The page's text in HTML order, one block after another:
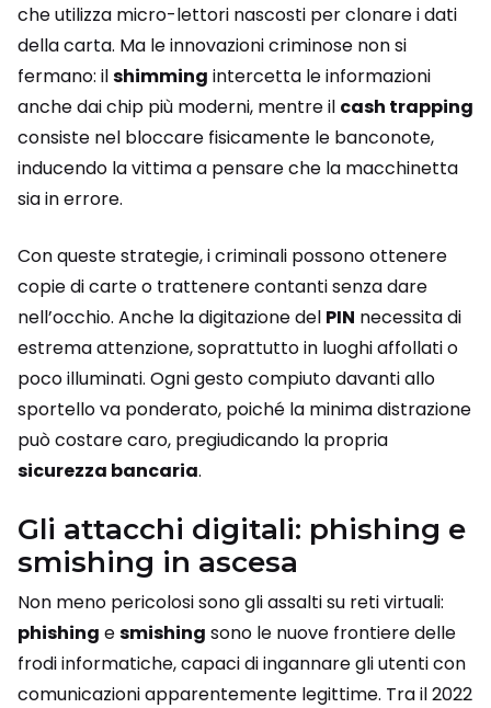
che utilizza micro-lettori nascosti per clonare i dati
della carta. Ma le innovazioni criminose non si
fermano: ilshimming intercetta le informazioni
anche dai chip più moderni, mentre il cash trapping
consiste nel bloccare fisicamente le banconote,
inducendo la vittima a pensare che la macchinetta
sia in errore.
Con queste strategie, i criminali possono ottenere
copie di carte o trattenere contanti senza dare
nell’occhio. Anche la digitazione del PIN necessita di
estrema attenzione, soprattutto in luoghi affollati o
poco illuminati. Ogni gesto compiuto davanti allo
sportello va ponderato, poiché la minima distrazione
può costare caro, pregiudicando la propria
sicurezza bancaria.
Gli attacchi digitali: phishing e
smishing in ascesa
Non meno pericolosi sono gli assalti su reti virtuali:
phishing esmishing sono le nuove frontiere delle
frodi informatiche, capaci di ingannare gli utenti con
comunicazioni apparentemente legittime. Tra il 2022